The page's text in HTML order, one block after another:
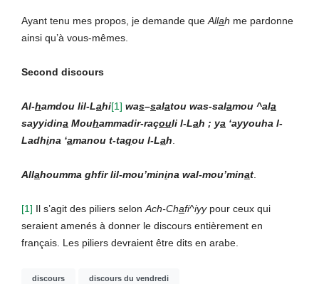
Ayant tenu mes propos, je demande que Allah me pardonne
ainsi qu’à vous-mêmes.
Second discours
Al-hamdou lil-Lahi[1] was–salatou was-salamou ^ala
sayyidina Mouhammadir-raçouli l-Lah ; ya ‘ayyouha l-
Ladhina ‘amanou t-taqou l-Lah
Allahoumma ghfir lil-mou’minina wal-mou’minat
[1] Il s’agit des piliers selon Ach-Chafi^iyypour ceux qui
seraient amenés à donner le discours entièrement en
français. Les piliers devraient être dits en arabe.
discours discours du vendredi